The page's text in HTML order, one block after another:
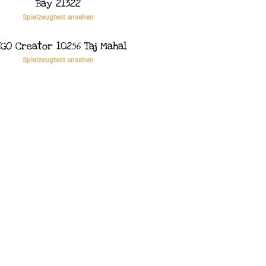
Bay 21322
Spielzeugtest ansehen
Creator 10256 Taj Mahal
Spielzeugtest ansehen